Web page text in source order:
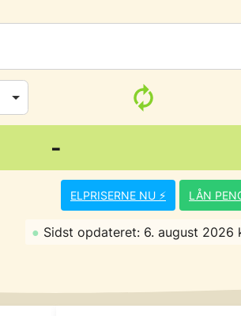
-
ELPRISERNE NU ⚡️ LÅN
● Sidst opdateret: 6. august 2026